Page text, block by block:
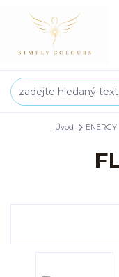
Úvod